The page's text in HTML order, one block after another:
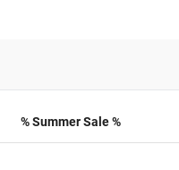
% Summer Sale %